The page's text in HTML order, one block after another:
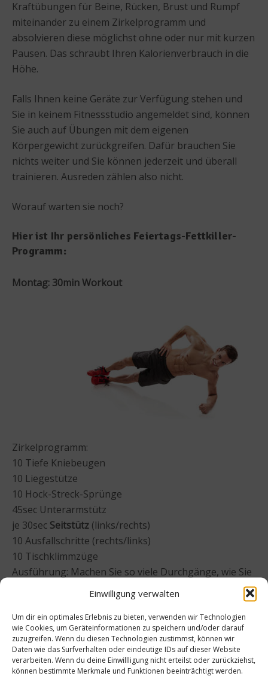
Einwilligung verwalten
Um dir ein optimales Erlebnis zu bieten, verwenden wir Technologien
wie Cookies, um Geräteinformationen zu speichern und/oder darauf
zuzugreifen. Wenn du diesen Technologien zustimmst, können wir
Daten wie das Surfverhalten oder eindeutige IDs auf dieser Website
verarbeiten. Wenn du deine Einwillligung nicht erteilst oder zurückziehst,
können bestimmte Merkmale und Funktionen beeinträchtigt werden.
Kraftübungen für Beine, Rücken, Brust und Rumpf
miteinander zu einem Zirkelprogramm und
absolvieren diese möglichst ohne oder nur mit kurzen
Pausen. Das schraubt Ihren Kalorienverbrauch in die
Höhe.
Falls Ihnen keine Geräte zur Verfügung stehen und
Sie in keinem Fitnessstudio angemeldet sind, können
Sie auch auf Übungen mit dem eigenen
Körpergewicht zurückgreifen. Dafür brauchen Sie
nichts weiter und Sie können jederzeit und überall
trainieren. Ausreden zählen also nicht.
Worauf warten sie noch?
Hier ist Ihr persönliches Feiertags-Fettkiller-
Programm:
Montag: 30min Workout
Zirkelprogramm:
10 Tiefe Kniebeugen
10 Liegestütze
10 Hock-Streck-Sprünge
45sec Unterarmstütz
je 30sec Seitstütz (links/rechts)
10 Ausfallschritte (rechts/links)
10 Tischklimmzüge
Ausführung: Machen Sie so viele Durchgänge, wie Sie
in 30min schaffen können!
Dienstag:
30min Nüchternlauf vor dem Frühstück. Trinken Sie
vor dem Lauf ein Glas Wasser und einen Espresso
ohne Zucker.